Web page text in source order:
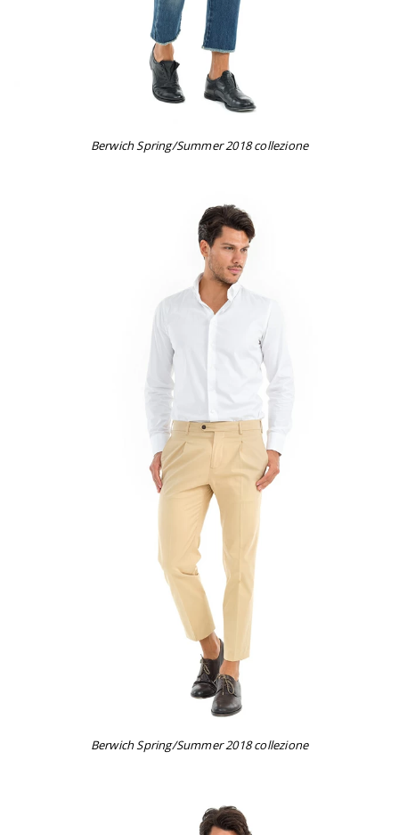
Berwich Spring/Summer 2018 collezione
Berwich Spring/Summer 2018 collezione